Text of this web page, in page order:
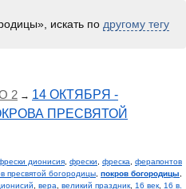
искать по другому тегу
2 → 14 ОКТЯБРЯ -
ПРЕСВЯТОЙ
дионисия фрески фреска
ферапонтов
пресвятой богородицы покров богородицы
вера великий праздник 16 век 16 в.